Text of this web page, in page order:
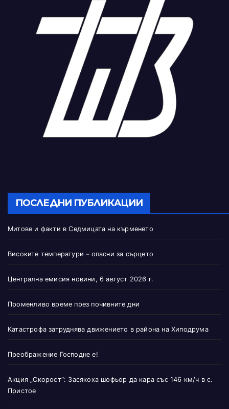
ПОСЛЕДНИ ПУБЛИКАЦИИ
Митове и факти в Седмицата на кърменето
Високите температури – опасни за сърцето
Централна емисия новини, 6 август 2026 г.
Променливо време през почивните дни
Катастрофа затруднява движението в района на Хиподрума
Преображение Господне е!
Акция „Скорост“: Засякоха шофьор да кара със 146 км/ч в с.
Пристое